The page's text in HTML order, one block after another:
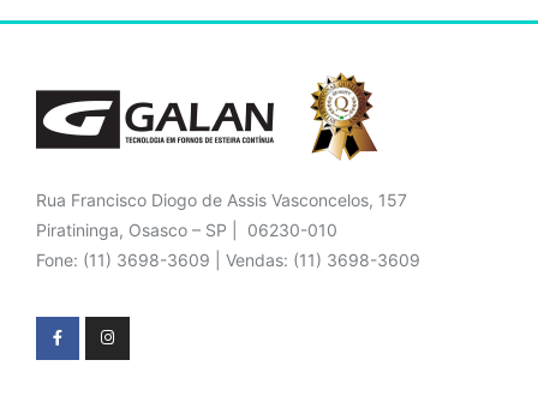
Rua Francisco Diogo de Assis Vasconcelos, 157
Piratininga, Osasco – SP | 06230-010
Fone: (11) 3698-3609 | Vendas: (11) 3698-3609